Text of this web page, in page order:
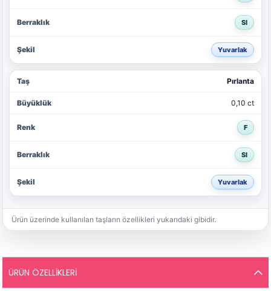
SI
Yuvarlak
Pırlanta
0,10 ct
F
SI
Yuvarlak
Ürün üzerinde kullanılan taşların özellikleri yukarıdaki gibidir.
ÜRÜN ÖZELLIKLERI